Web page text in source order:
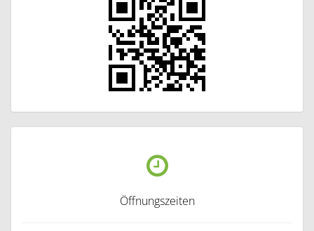
Öffnungszeiten